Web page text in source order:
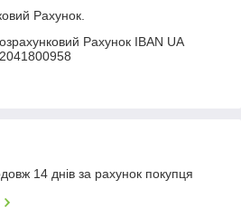
Рахунок.
Рахунок IBAN UA
14 днів за рахунок покупця